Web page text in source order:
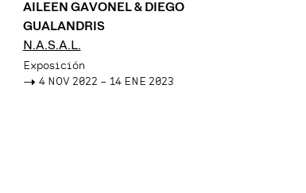
AILEEN GAVONEL & DIEGO
GUALANDRIS
N.A.S.A.L.
Exposición
-> 4 NOV 2022 – 14 ENE 2023